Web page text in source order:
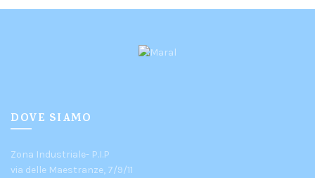
DOVE SIAMO
Zona Industriale- P.I.P
via delle Maestranze, 7/9/11